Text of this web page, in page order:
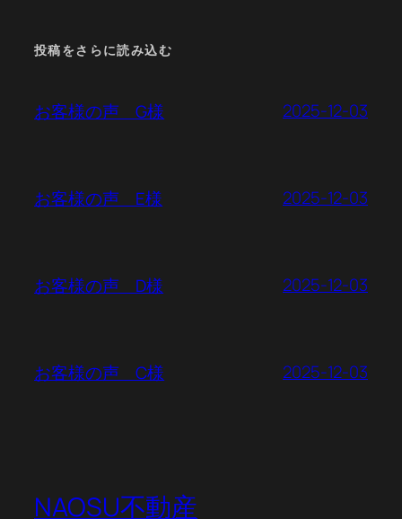
投稿をさらに読み込む
お客様の声 G様 2025-12-03
お客様の声 E様 2025-12-03
お客様の声 D様 2025-12-03
お客様の声 C様 2025-12-03
NAOSU不動産